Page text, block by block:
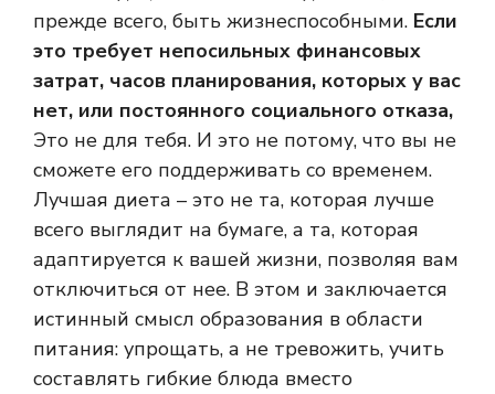
прежде всего, быть жизнеспособными. Если
это требует непосильных финансовых
затрат, часов планирования, которых у вас
нет, или постоянного социального отказа,
Это не для тебя. И это не потому, что вы не
сможете его поддерживать со временем.
Лучшая диета – это не та, которая лучше
всего выглядит на бумаге, а та, которая
адаптируется к вашей жизни, позволяя вам
отключиться от нее. В этом и заключается
истинный смысл образования в области
питания: упрощать, а не тревожить, учить
составлять гибкие блюда вместо